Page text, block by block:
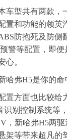
车型共有两款
置和功能的领
防抱死及防
警等配置，即
心。
置方面也比较
识别控制系统等
，新哈弗H5两
架等带来超凡